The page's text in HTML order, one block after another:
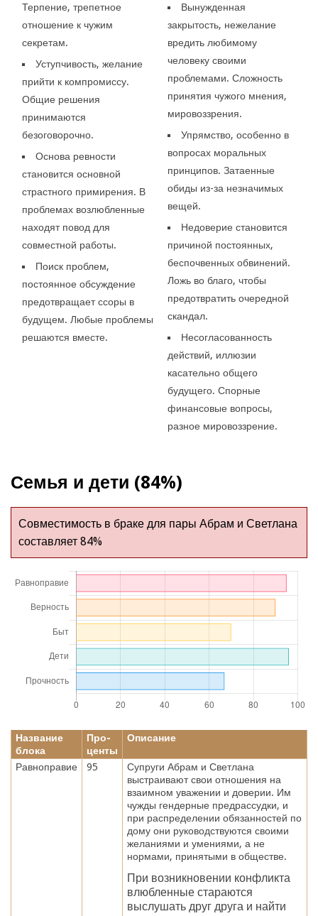
Терпение, трепетное
отношение к чужим
секретам.
Уступчивость, желание
прийти к компромиссу.
Общие решения
принимаются
безоговорочно.
Основа ревности
становится основной
страстного примирения. В
проблемах возлюбленные
находят повод для
совместной работы.
Поиск проблем,
постоянное обсуждение
предотвращает ссоры в
будущем. Любые проблемы
решаются вместе.
Вынужденная
закрытость, нежелание
вредить любимому
человеку своими
проблемами. Сложность
принятия чужого мнения,
мировоззрения.
Упрямство, особенно в
вопросах моральных
принципов. Затаенные
обиды из-за незначимых
вещей.
Недоверие становится
причиной постоянных,
беспочвенных обвинений.
Ложь во благо, чтобы
предотвратить очередной
скандал.
Несогласованность
действий, иллюзии
касательно общего
будущего. Спорные
финансовые вопросы,
разное мировоззрение.
Семья и дети (84%)
Совместимость в браке для пары Абрам и Светлана
составляет 84%
Название
блока
Про-
центы
Описание
Равноправие 95
Супруги Абрам и Светлана
выстраивают свои отношения на
взаимном уважении и доверии. Им
чужды гендерные предрассудки, и
при распределении обязанностей по
дому они руководствуются своими
желаниями и умениями, а не
нормами, принятыми в обществе.
При возникновении конфликта
влюбленные стараются
выслушать друг друга и найти